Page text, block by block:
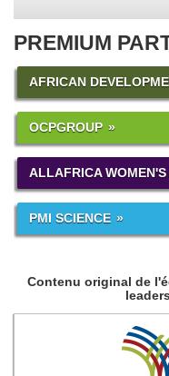
PREMIUM
AFRICAN
OCPGROUP
ALLAFRICA WOMEN'S
PMI SCIENCE
Contenu original de